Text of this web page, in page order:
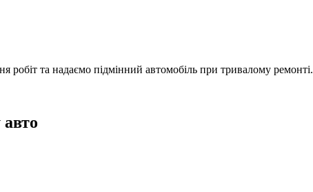
та надаємо підмінний автомобіль при тривалому ремонті.